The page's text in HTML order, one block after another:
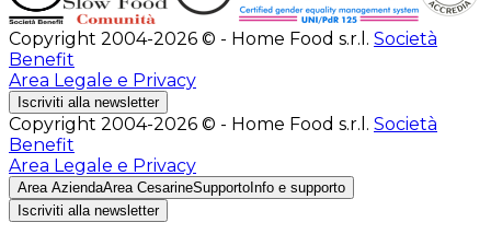
Copyright 2004-2026 © - Home Food s.r.l. Società
Benefit
Area Legale e Privacy
Iscriviti alla newsletter
Copyright 2004-2026 © - Home Food s.r.l. Società
Benefit
Area Legale e Privacy
Area AziendaArea CesarineSupporto Info e supporto
Iscriviti alla newsletter